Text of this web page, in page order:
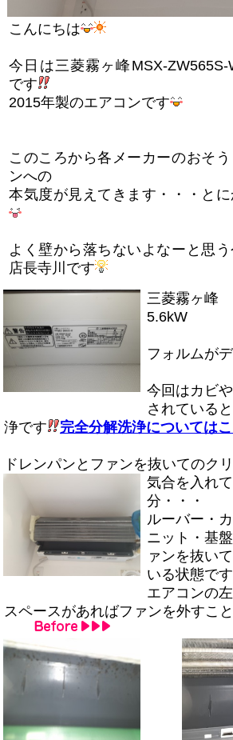
こんにちは
今日は三菱霧ヶ峰MSX-
です
2015年製のエアコンです
このころから各メーカーのおそ
ンへの
本気度が見えてきます・・・と
よく壁から落ちないよなーと思う
店長寺川です
三菱霧ヶ峰
5.6kW
フォルムが
今回はカビ
されている
浄です
完全分解洗浄については
ドレンパンとファンを抜いてのク
気合を入れ
分・・・
ルーバー・
ニット・基
ァンを抜い
いる状態です
エアコンの
スペースがあればファンを外すこ